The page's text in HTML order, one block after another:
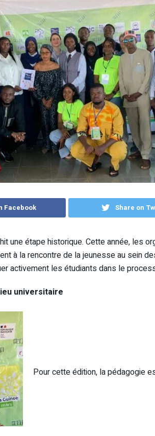
Facebook Share on
une étape historique. Cette année, les
à la rencontre de la jeunesse au sein
activement les étudiants dans le
universitaire
Pour cette édition, la pédagogie